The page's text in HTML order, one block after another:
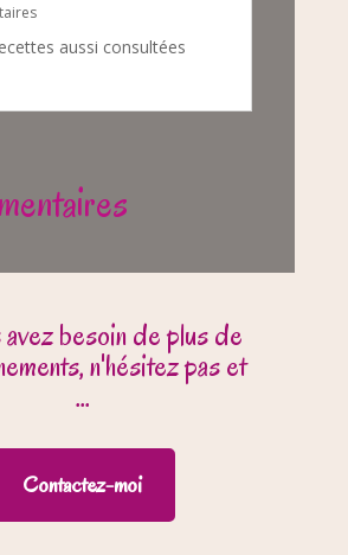
aussi consultées
besoin de plus de
n'hésitez pas et
...
Contactez-moi